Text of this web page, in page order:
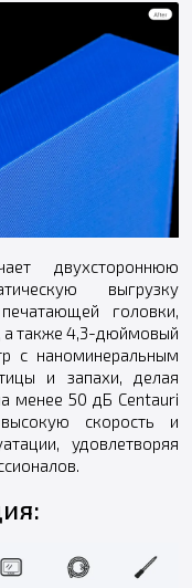
двухстороннюю
выгрузку
головки,
а также 4,3-дюймовый
с наноминеральным
и запахи, делая
менее 50 дБ Centauri
скорость и
удовлетворяя